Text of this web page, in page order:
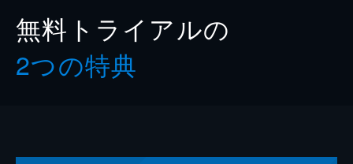
無料トライアルの
2つの特典